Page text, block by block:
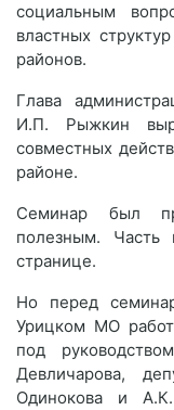
социальным
властных
районов.
Глава
И.П. Рыжкин
совместных
районе.
Семинар был
полезным. Часть
странице.
Но перед
Урицком МО
под
Девличарова,
Одинокова и А.К.